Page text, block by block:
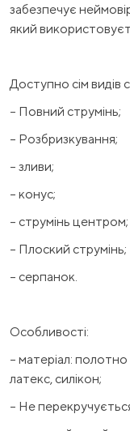
забезпечує
який
Доступно сім видів
– Повний струмінь;
– Розбризкування;
– зливи;
– конус;
– струмінь центром;
– Плоский струмінь;
– серпанок.
Особливості:
– матеріал:
латекс, силікон;
– Не